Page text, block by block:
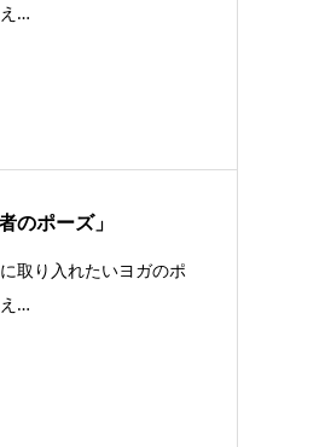
…
のポーズ」
取り入れたいヨガのポ
…